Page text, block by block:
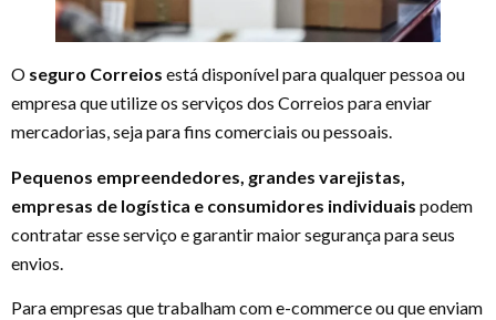
O seguro Correios está disponível para qualquer pessoa ou
empresa que utilize os serviços dos Correios para enviar
mercadorias, seja para fins comerciais ou pessoais.
Pequenos empreendedores, grandes varejistas,
empresas de logística e consumidores individuais podem
contratar esse serviço e garantir maior segurança para seus
envios.
Para empresas que trabalham com e-commerce ou que enviam